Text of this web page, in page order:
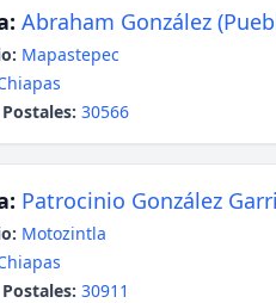
Abraham González
Mapastepec
30566
Patrocinio González
Motozintla
30911